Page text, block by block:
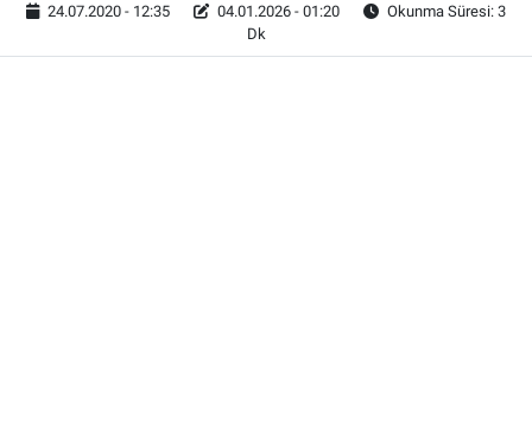
24.07.2020 - 12:35 04.01.2026 - 01:20
Okunma Süresi: 3
Dk